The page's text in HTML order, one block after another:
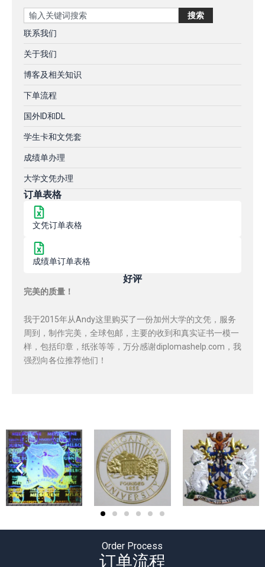
Search 搜索
联系我们
关于我们
博客及相关知识
下单流程
国外ID和DL
学生卡和文凭套
成绩单办理
大学文凭办理
订单表格
文凭订单表格
成绩单订单表格
好评
完美的质量！
我于2015年从Andy这里购买了一份加州大学的文凭，服务
周到，制作完美，全球包邮，主要的收到和真实证书一模一
样，包括印章，纸张等等，万分感谢diplomashelp.com，我
强烈向各位推荐他们！
Order Process
订单流程